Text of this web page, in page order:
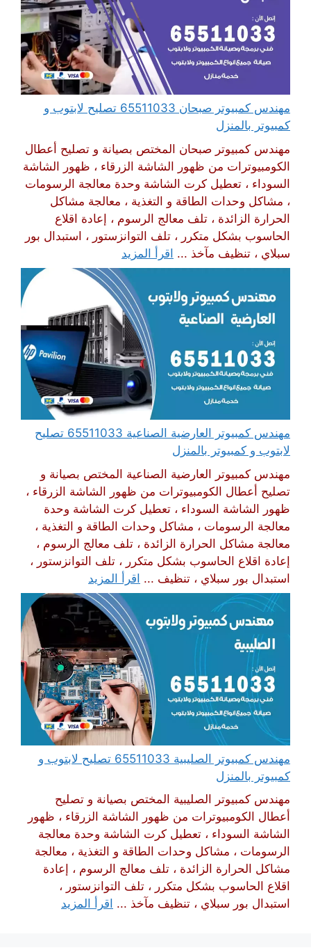
مهندس كمبيوتر صبحان 65511033 تصليح لابتوب و
كمبيوتر بالمنزل
مهندس كمبيوتر صبحان المختص بصيانة و تصليح أعطال
الكومبيوترات من ظهور الشاشة الزرقاء ، ظهور الشاشة
السوداء ، تعطيل كرت الشاشة وحدة معالجة الرسومات
، مشاكل وحدات الطاقة و التغذية ، معالجة مشاكل
الحرارة الزائدة ، تلف معالج الرسوم ، إعادة اقلاع
الحاسوب بشكل متكرر ، تلف التوانزستور ، استبدال بور
سبلاي ، تنظيف مآخذ ... اقرأ المزيد
مهندس كمبيوتر العارضية الصناعية 65511033 تصليح
لابتوب و كمبيوتر بالمنزل
مهندس كمبيوتر العارضية الصناعية المختص بصيانة و
تصليح أعطال الكومبيوترات من ظهور الشاشة الزرقاء ،
ظهور الشاشة السوداء ، تعطيل كرت الشاشة وحدة
معالجة الرسومات ، مشاكل وحدات الطاقة و التغذية ،
معالجة مشاكل الحرارة الزائدة ، تلف معالج الرسوم ،
إعادة اقلاع الحاسوب بشكل متكرر ، تلف التوانزستور ،
استبدال بور سبلاي ، تنظيف ... اقرأ المزيد
مهندس كمبيوتر الصليبية 65511033 تصليح لابتوب و
كمبيوتر بالمنزل
مهندس كمبيوتر الصليبية المختص بصيانة و تصليح
أعطال الكومبيوترات من ظهور الشاشة الزرقاء ، ظهور
الشاشة السوداء ، تعطيل كرت الشاشة وحدة معالجة
الرسومات ، مشاكل وحدات الطاقة و التغذية ، معالجة
مشاكل الحرارة الزائدة ، تلف معالج الرسوم ، إعادة
اقلاع الحاسوب بشكل متكرر ، تلف التوانزستور ،
استبدال بور سبلاي ، تنظيف مآخذ ... اقرأ المزيد